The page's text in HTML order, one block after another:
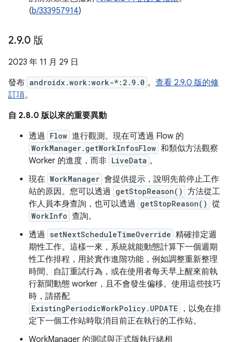
(b/333957914)
2.9.0 版
2023 年 11 月 29 日
發布 androidx.work:work-*:2.9.0 。 查看 2.9.0 版的修
訂項。
自 2.8.0 版以來的重要異動
透過 Flow 進行觀測。現在可透過 Flow 的
WorkManager.getWorkInfosFlow 和類似方法觀察
Worker 的進度，而非 LiveData 。
現在 WorkManager 會提供提示，說明先前停止工作
站的原因。您可以透過 getStopReason() 方法從工
作人員本身查詢，也可以透過 getStopReason() 從
WorkInfo 查詢。
透過 setNextScheduleTimeOverride 精確排定週
期性工作。這樣一來，系統就能動態計算下一個週期
性工作排程，用於實作進階功能，例如調整重新整理
時間、自訂重試行為，或在使用者每天早上醒來前執
行新聞動態 worker，且不會發生偏移。使用這些技巧
時，請搭配
ExistingPeriodicWorkPolicy.UPDATE
，以免在排
定下一個工作站時取消目前正在執行的工作站。
WorkManager 的測試與正式版執行緒相